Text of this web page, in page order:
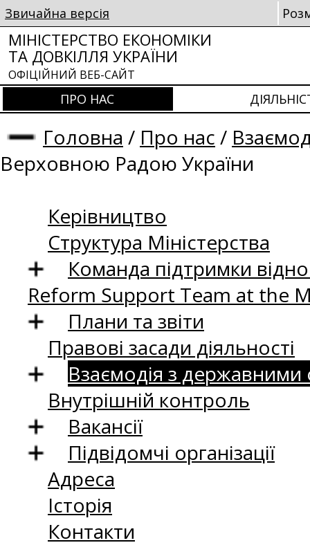
Звичайна версія
МІНІСТЕРСТВО ЕКОНОМІКИ
ТА ДОВКІЛЛЯ УКРАЇНИ
ОФІЦІЙНИЙ ВЕБ-САЙТ
ПРО НАС
Головна / Про нас /
Верховною Радою України
Керівництво
Структура Міністерства
Команда підтримки
Reform Support Team at the
Плани та звіти
Правові засади діяльності
Взаємодія з
Внутрішній контроль
Вакансії
Підвідомчі організації
Адреса
Історія
Контакти